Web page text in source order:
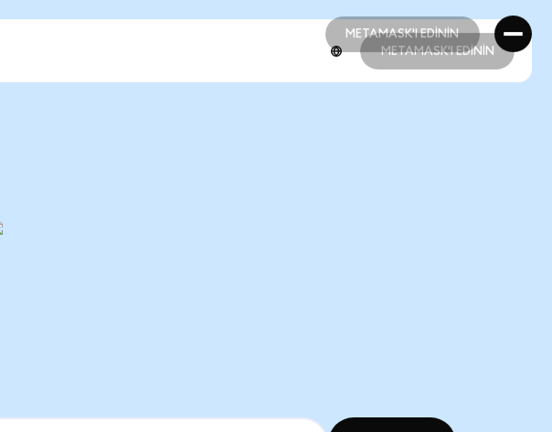
METAMASK'I EDİNİN
METAMASK'I EDİNİN
METAMASK'I EDİNİN